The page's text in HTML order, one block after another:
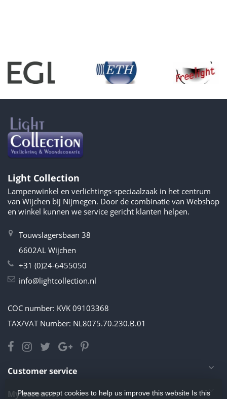
Light Collection
Lampenwinkel en verlichtings-speciaalzaak in het centrum
van Wijchen bij Nijmegen. Door de combinatie van Webshop
en winkel kunnen we service gericht klanten helpen.
Touwslagersbaan 38
6602AL Wijchen
+31 (0)24-6455050
info@lightcollection.nl
COC number: KVK 09103368
TAX/VAT Number: NL8075.70.230.B.01
Customer service
My account
Please accept cookies to help us improve this website Is this